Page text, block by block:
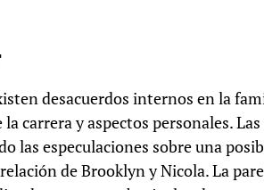
desacuerdos internos en la
carrera y aspectos personales.
las especulaciones sobre una
de Brooklyn y Nicola. La